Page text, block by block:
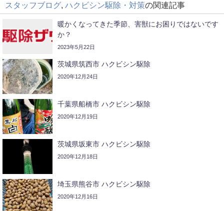
スタッフブログ ハクビシン駆除・対策の関連記事
暖かくなってきた季節、害獣にお困りではないです
か？
2023年5月22日
茨城県筑西市 ハクビシン駆除
2020年12月24日
千葉県船橋市 ハクビシン駆除
2020年12月19日
茨城県坂東市 ハクビシン駆除
2020年12月18日
埼玉県熊谷市 ハクビシン駆除
2020年12月16日